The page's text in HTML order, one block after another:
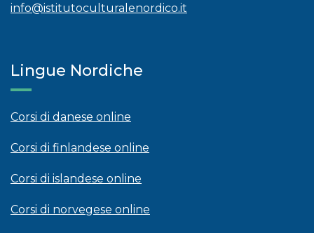
info@istitutoculturalenordico.it
Lingue Nordiche
Corsi di danese online
Corsi di finlandese online
Corsi di islandese online
Corsi di norvegese online